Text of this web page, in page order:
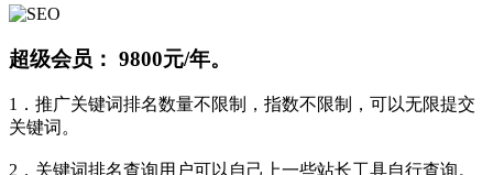
超级会员： 9800元/年。
1．推广关键词排名数量不限制，指数不限制，可以无限提交
关键词。
2．关键词排名查询用户可以自己上一些站长工具自行查询。